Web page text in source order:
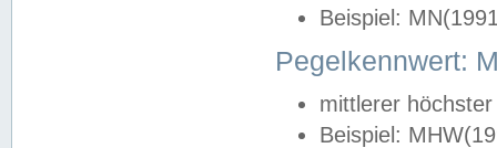
Beispiel:
Pegelkennwert:
mittlerer
Beispiel: